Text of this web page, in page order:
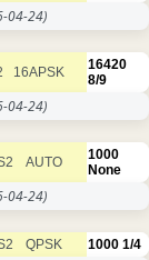
04-24)
16APSK
16420
8/9
04-24)
AUTO
1000
None
04-24)
QPSK 1000 1/4